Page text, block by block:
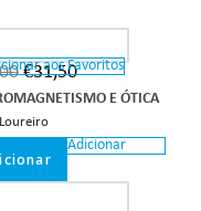
aos Favoritos
€31,50
E ÓTICA
Adicionar